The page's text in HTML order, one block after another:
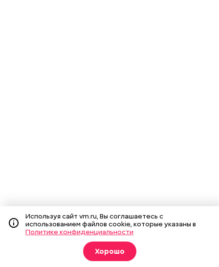
Используя сайт vm.ru, Вы соглашаетесь с
использованием файлов cookie, которые указаны в
Политике конфиденциальности
Хорошо